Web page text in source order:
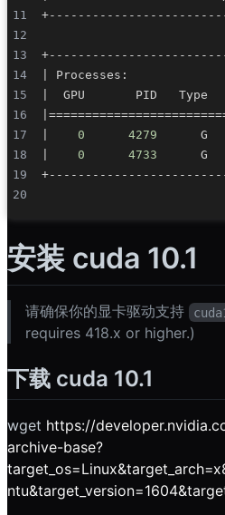
Processes:
GPU       PID
========================
0 4279
G
0 4733
G
安装 cuda 10.1
请确保你的显卡驱动支持
requires 418.x or higher.)
下载 cuda 10.1
wget https://
archive-base?